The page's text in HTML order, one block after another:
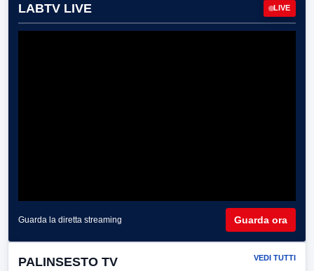
LABTV LIVE LIVE
Guarda la diretta streaming Guarda ora
PALINSESTO TV VEDI TUTTI